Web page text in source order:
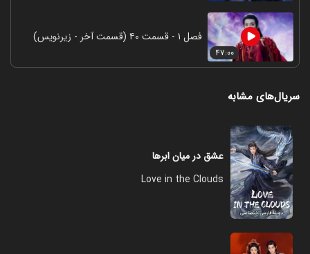
۴۷:۰۰
فصل ۱ - قسمت ۴۰ (قسمت آخر - زیرنویس)
سریال‌های مشابه
عشق در میان ابرها
Love in the Clouds